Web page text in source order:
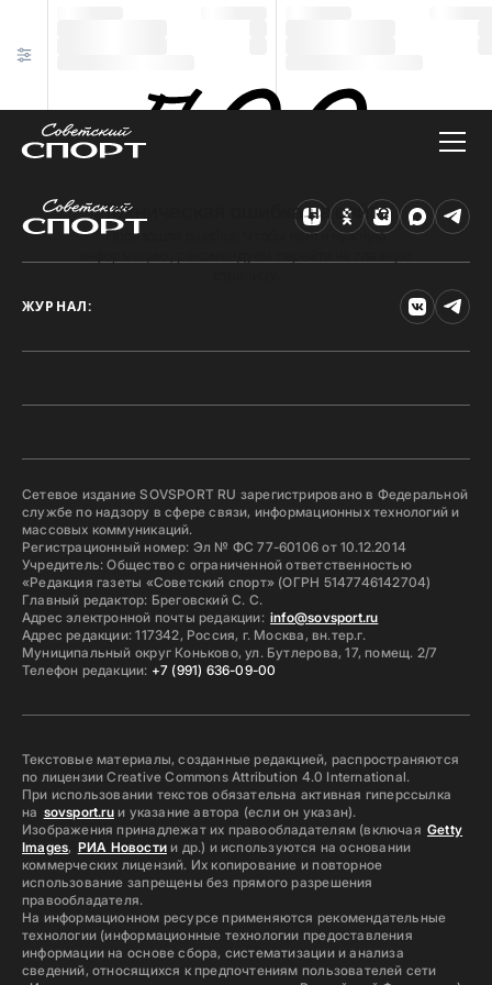
Техническая ошибка на сайте
Произошла ошибка. Чтобы найти нужную
ЖУРНАЛ:
Сетевое издание SOVSPORT RU зарегистрировано в Федеральной
службе по надзору в сфере связи, информационных технологий и
массовых коммуникаций.
Регистрационный номер: Эл № ФС 77-60106 от 10.12.2014
Учредитель: Общество с ограниченной ответственностью
«Редакция газеты «Советский спорт» (ОГРН 5147746142704)
Главный редактор: Бреговский С. С.
Адрес электронной почты редакции: info@sovsport.ru
Адрес редакции: 117342, Россия, г. Москва, вн.тер.г.
Муниципальный округ Коньково, ул. Бутлерова, 17, помещ. 2/7
Телефон редакции: +7 (991) 636-09-00
Текстовые материалы, созданные редакцией, распространяются
по лицензии Creative Commons Attribution 4.0 International.
При использовании текстов обязательна активная гиперссылка
на sovsport.ruи указание автора (если он указан).
Изображения принадлежат их правообладателям (включая Getty
Images, РИА Новостии др.) и используются на основании
коммерческих лицензий. Их копирование и повторное
использование запрещены без прямого разрешения
правообладателя.
На информационном ресурсе применяются рекомендательные
технологии (информационные технологии предоставления
информации на основе сбора, систематизации и анализа
сведений, относящихся к предпочтениям пользователей сети